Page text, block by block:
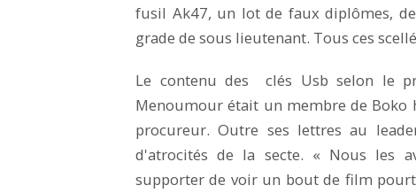
fusil Ak47, un lot de faux diplômes,
grade de sous lieutenant. Tous ces
Le contenu des clés Usb selon le
Menoumour était un membre de Boko
procureur. Outre ses lettres au
d'atrocités de la secte. « Nous les
supporter de voir un bout de film